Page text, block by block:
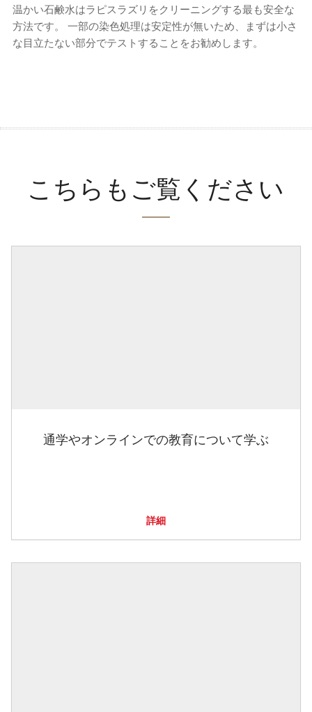
温かい石鹸水はラピスラズリをクリーニングする最も安全な
方法です。 一部の染色処理は安定性が無いため、まずは小さ
な目立たない部分でテストすることをお勧めします。
こちらもご覧ください
通学やオンラインでの教育について学ぶ
詳細